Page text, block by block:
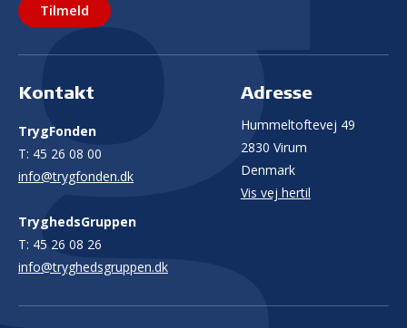
Tilmeld
Kontakt
TrygFonden
T: 45 26 08 00
info@trygfonden.dk
TryghedsGruppen
T: 45 26 08 26
info@tryghedsgruppen.dk
Adresse
Hummeltoftevej 49
2830 Virum
Denmark
Vis vej hertil